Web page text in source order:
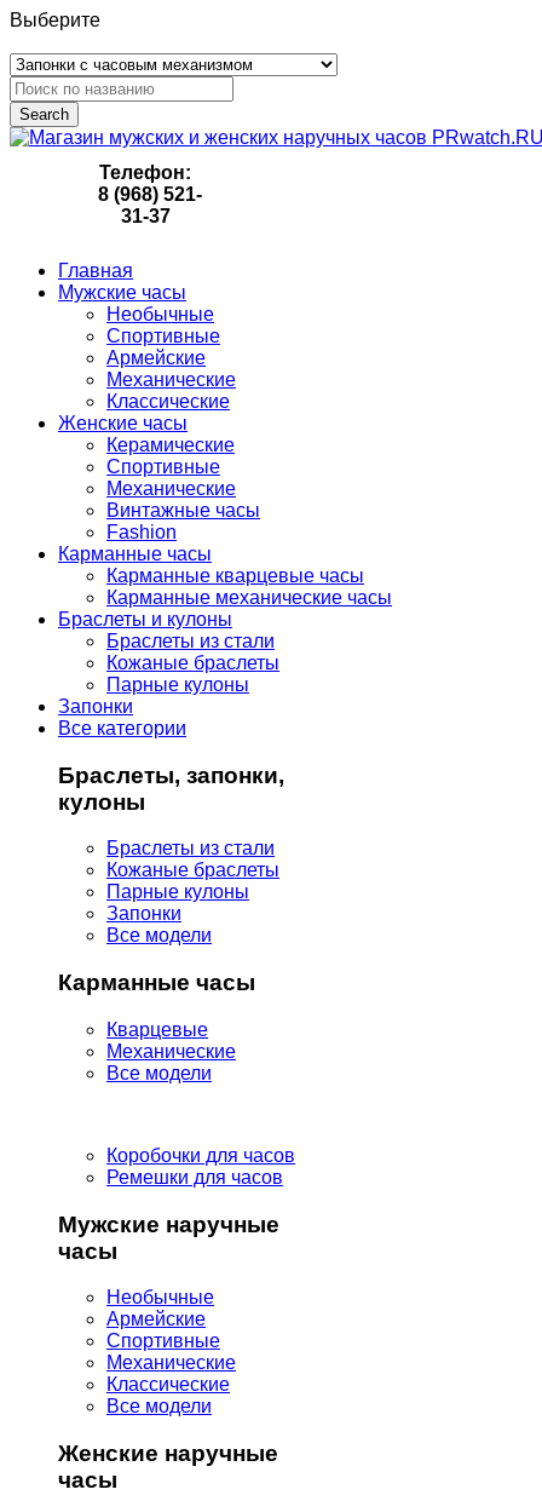
Выберите
Search
Телефон:
8 (968) 521-
31-37
Главная
Мужские часы
Необычные
Спортивные
Армейские
Механические
Классические
Женские часы
Керамические
Спортивные
Механические
Винтажные часы
Fashion
Карманные часы
Карманные кварцевые часы
Карманные механические часы
Браслеты и кулоны
Браслеты из стали
Кожаные браслеты
Парные кулоны
Запонки
Все категории
Браслеты, запонки,
кулоны
Браслеты из стали
Кожаные браслеты
Парные кулоны
Запонки
Все модели
Карманные часы
Кварцевые
Механические
Все модели
Коробочки для часов
Ремешки для часов
Мужские наручные
часы
Необычные
Армейские
Спортивные
Механические
Классические
Все модели
Женские наручные
часы